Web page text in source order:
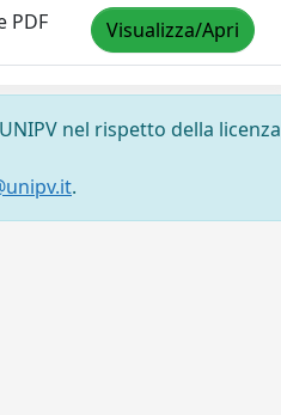
PDF Visualizza/Apri
nel rispetto della licenza
.